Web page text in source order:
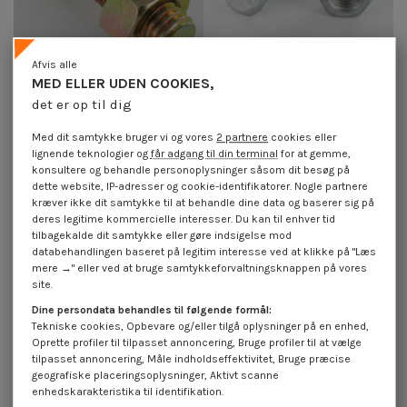
6.8 ISO4017+4032 gul zink
200HBSSR
4,25 € inkl. moms
hoved M24X170 Gevind 150 Klasse
6.8 modstandsdygtig mod...
4,25 €inkl. moms
MED ELLER UDEN COOKIES,
det er op til dig
Afvis alle
Med dit samtykke bruger vi og vores 2 partnere cookies eller
lignende teknologier ogfår adgang til din terminal for at gemme,
konsultere og behandle personoplysninger såsom dit besøg på
dette website, IP-adresser og cookie-identifikatorer. Nogle partnere
kræver ikke dit samtykke til at behandle dine data og baserer sig på
deres legitime kommercielle interesser. Du kan til enhver tid
tilbagekalde dit samtykke eller gøre indsigelse mod
databehandlingen baseret på legitim interesse ved at klikke på "Læs
mere →" eller ved at bruge samtykkeforvaltningsknappen på vores
site.
Dine persondata behandles til følgende formål:
Tekniske cookies, Opbevare og/eller tilgå oplysninger på en enhed,
Oprette profiler til tilpasset annoncering, Bruge profiler til at vælge
tilpasset annoncering, Måle indholdseffektivitet, Bruge præcise
geografiske placeringsoplysninger, Aktivt scanne
enhedskarakteristika til identifikation.